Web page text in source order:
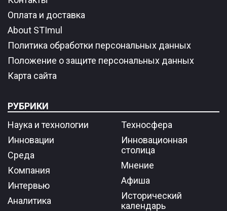
Оплата и доставка
About STImul
Политика обработки персональных данных
Положение о защите персональных данных
Карта сайта
РУБРИКИ
Наука и технологии
Инновации
Среда
Компания
Интервью
Аналитика
Техносфера
Инновационная
столица
Мнение
Афиша
Исторический
календарь